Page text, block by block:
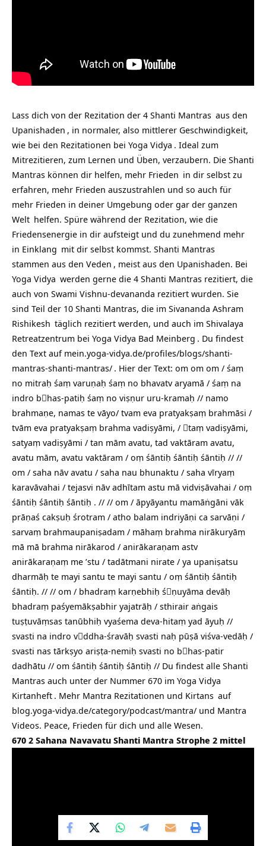
Lass dich von der Rezitation der 4 Shanti Mantras aus den
Upanishaden , in normaler, also mittlerer Geschwindigkeit,
wie bei den Rezitationen bei Yoga Vidya . Ideal zum
Mitrezitieren, zum Lernen und Üben, verzaubern. Die Shanti
Mantras können dir helfen, mehr Frieden in dir selbst zu
erfahren, mehr Frieden auszustrahlen und so auch für
mehr Frieden in deiner Umgebung oder gar der ganzen
Welt helfen. Spüre während der Rezitation, wie die
Friedensenergie in dir aufsteigt und du zunehmend mehr
in Einklang mit dir selbst kommst. Shanti Mantras
stammen aus den Veden , meist aus den Upanishaden. Bei
Yoga Vidya werden gerne die 4 Shanti Mantras rezitiert, die
auch von Swami Vishnu-devananda rezitiert wurden. Sie
sind Teil der 10 Shanti Mantras, die im Sivananda Ashram
Rishikesh täglich rezitiert werden, und auch im Shivalaya
Retreatzentrum bei Yoga Vidya Bad Meinberg . Du findest
den Text auf mein.yoga-vidya.de/profiles/blogs/shanti-
mantras-shanti-mantras/ . Hier der Text: om om om / śaṃ
no mitraḥ śaṃ varuṇaḥ śaṃ no bhavatv aryamā / śaṃ na
indro bhas-patiḥ śaṃ no viṣṇur uru-kramaḥ // namo
brahmaṇe, namas te vāyo/ tvam eva pratyakṣaṃ brahmāsi /
tvām eva pratyakṣaṃ brahma vadiṣyāmi, / taṃ vadiṣyāmi,
satyaṃ vadiṣyāmi / tan mām avatu, tad vaktāram avatu,
avatu mām, avatu vaktāram / oṃ śāntiḥ śāntiḥ śāntiḥ // //
om / saha nāv avatu / saha nau bhunaktu / saha vīryaṃ
karavāvahai / tejasvi nāv adhītam astu mā vidviṣāvahai / oṃ
śāntiḥ śāntiḥ śāntiḥ . // // om / āpyāyantu mamāṅgāni vāk
prāṇaś cakṣuḥ śrotram / atho balam indriyāṇi ca sarvāṇi /
sarvaṃ brahmaupaniṣadam / māhaṃ brahma nirākuryāṃ
mā mā brahma nirākarod / anirākaraṇam astv
anirākaraṇaṃ me ’stu / tadātmani nirate / ya upaniṣatsu
dharmāḥ te mayi santu te mayi santu / oṃ śāntiḥ śāntiḥ
śāntiḥ. // // om / bhadraṃ karṇebhiḥ śṇuyāma devāḥ
bhadraṃ paśyemākṣabhir yajatrāḥ / sthirair aṅgais
tuṣṭuvāṃsas tanūbhiḥ vyaśema deva-hitaṃ yad āyuḥ //
svasti na indro vddha-śravāḥ svasti naḥ pūṣā viśva-vedāḥ /
svasti nas tārkṣyo ariṣṭa-nemiḥ svasti no bhas-patir
dadhātu // om śāntiḥ śāntiḥ śāntiḥ // Du findest alle Shanti
Mantras auch unter der Nummer 670 im Yoga Vidya
Kirtanheft . Mehr Mantra Rezitationen und Kirtans auf
blog.yoga-vidya.de/category/podcast/mantra/ und Mantra
Videos. Peace, Frieden für dich und alle Wesen.
670 2 Sahana Navavatu Shanti Mantra Strophe 2 mittel